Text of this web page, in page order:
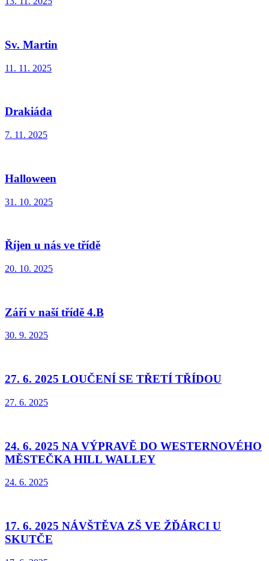
Sv. Martin
11. 11. 2025
Drakiáda
7. 11. 2025
Halloween
31. 10. 2025
Říjen u nás ve třídě
20. 10. 2025
Září v naší třídě 4.B
30. 9. 2025
27. 6. 2025 LOUČENÍ SE TŘETÍ TŘÍDOU
27. 6. 2025
24. 6. 2025 NA VÝPRAVĚ DO WESTERNOVÉHO
MĚSTEČKA HILL WALLEY
24. 6. 2025
17. 6. 2025 NÁVŠTĚVA ZŠ VE ŽĎÁRCI U
SKUTČE